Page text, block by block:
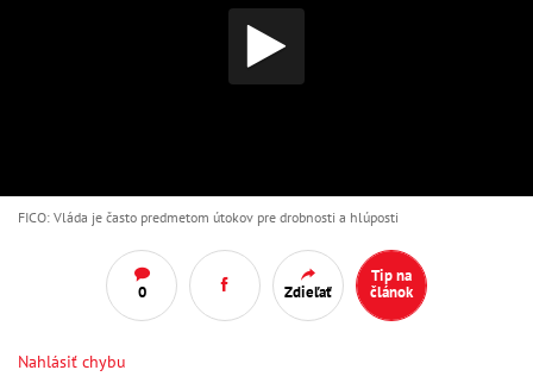
FICO: Vláda je často predmetom útokov pre drobnosti a hlúposti
0 Zdieľať
Tip na
článok
Nahlásiť chybu